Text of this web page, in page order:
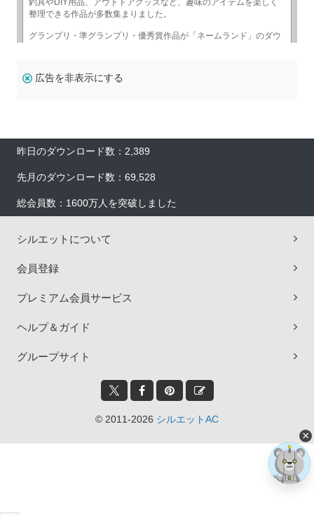
広告を非表示にする
昨日のダウンロード数：2,389
先月のダウンロード数：69,528
総会員数：1600万人を突破しました
シルエットについて
会員登録
プレミアム会員サービス
ヘルプ＆ガイド
グループサイト
© 2011-2026 シルエットAC
×